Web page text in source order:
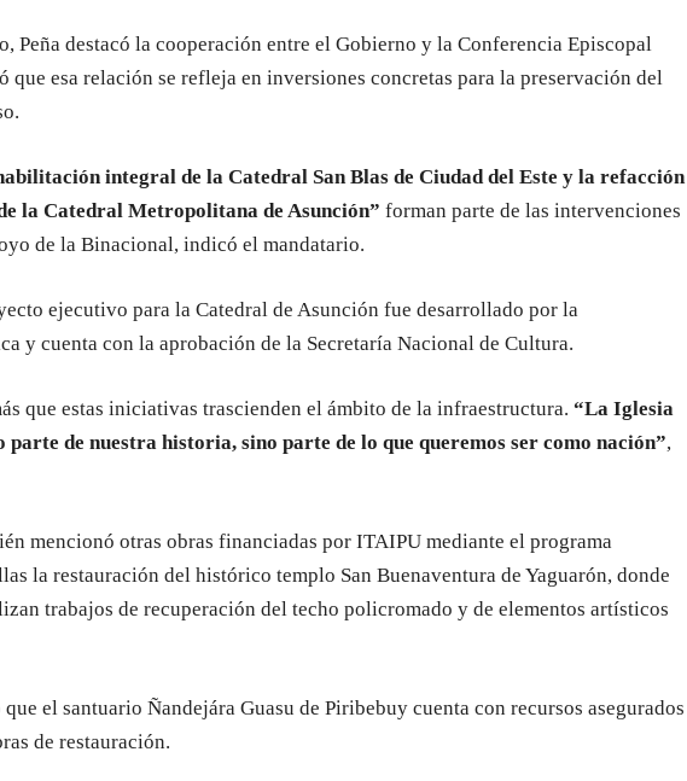
Peña destacó la cooperación entre el Gobierno y la Conferencia Episcopal
que esa relación se refleja en inversiones concretas para la preservación del
integral de la Catedral San Blas de Ciudad del Este y la refacción
la Catedral Metropolitana de Asunción” forman parte de las intervenciones
de la Binacional, indicó el mandatario.
ejecutivo para la Catedral de Asunción fue desarrollado por la
y cuenta con la aprobación de la Secretaría Nacional de Cultura.
que estas iniciativas trascienden el ámbito de la infraestructura. “La Iglesia
parte de nuestra historia, sino parte de lo que queremos ser como nación”,
mencionó otras obras financiadas por ITAIPU mediante el programa
la restauración del histórico templo San Buenaventura de Yaguarón, donde
trabajos de recuperación del techo policromado y de elementos artísticos
el santuario Ñandejára Guasu de Piribebuy cuenta con recursos asegurados
de restauración.